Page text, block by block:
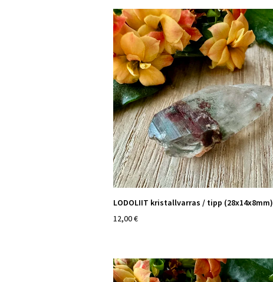
LODOLIIT kristallvarras / tipp (28x14x8mm)
12,00 €